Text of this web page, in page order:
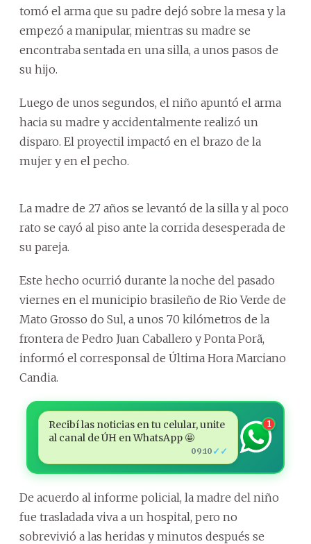
tomó el arma que su padre dejó sobre la mesa y la
empezó a manipular, mientras su madre se
encontraba sentada en una silla, a unos pasos de
su hijo.
Luego de unos segundos, el niño apuntó el arma
hacia su madre y accidentalmente realizó un
disparo. El proyectil impactó en el brazo de la
mujer y en el pecho.
La madre de 27 años se levantó de la silla y al poco
rato se cayó al piso ante la corrida desesperada de
su pareja.
Este hecho ocurrió durante la noche del pasado
viernes en el municipio brasileño de Rio Verde de
Mato Grosso do Sul, a unos 70 kilómetros de la
frontera de Pedro Juan Caballero y Ponta Porã,
informó el corresponsal de Última Hora Marciano
Candia.
Recibí las noticias en tu celular, unite
al canal de ÚH en WhatsApp 🤩
09:10 ✓✓
1
De acuerdo al informe policial, la madre del niño
fue trasladada viva a un hospital, pero no
sobrevivió a las heridas y minutos después se